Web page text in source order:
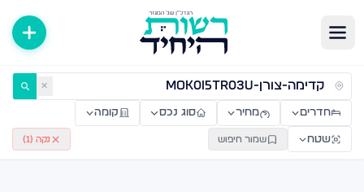
דירות למכירה ולהשכרה — רשות היחיד ✕
חדרים מחיר סוג נכס קומה
שטח שמור חיפוש נקה ( 1
)